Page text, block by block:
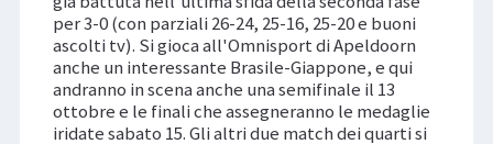
per 3-0 (con parziali 26-24, 25-16, 25-20 e buoni
ascolti tv). Si gioca all'Omnisport di Apeldoorn
anche un interessante Brasile-Giappone, e qui
andranno in scena anche una semifinale il 13
ottobre e le finali che assegneranno le medaglie
iridate sabato 15. Gli altri due match dei quarti si